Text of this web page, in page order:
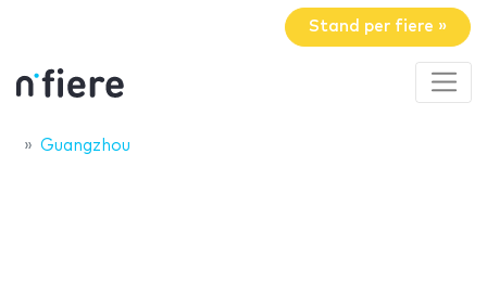
Stand per fiere »
Guangzhou